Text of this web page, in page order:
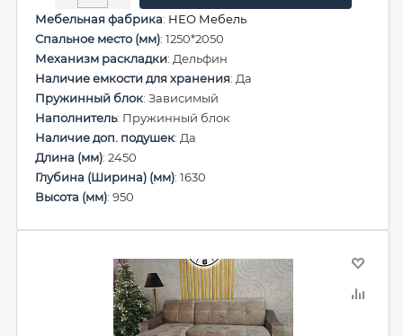
Мебельная фабрика: НЕО Мебель
Спальное место (мм): 1250*2050
Механизм раскладки: Дельфин
Наличие емкости для хранения: Да
Пружинный блок: Зависимый
Наполнитель: Пружинный блок
Наличие доп. подушек: Да
Длина (мм): 2450
Глубина (Ширина) (мм): 1630
Высота (мм): 950